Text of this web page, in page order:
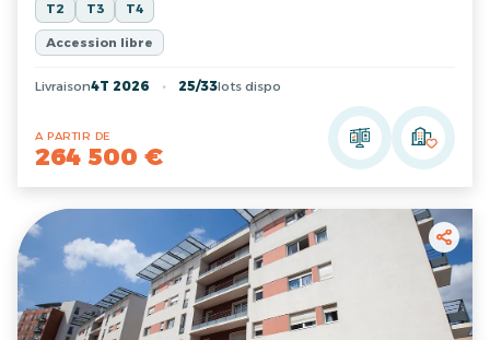
T2 T3 T4
Accession libre
Livraison4T 2026 25/33lots dispo
A PARTIR DE
264 500 €